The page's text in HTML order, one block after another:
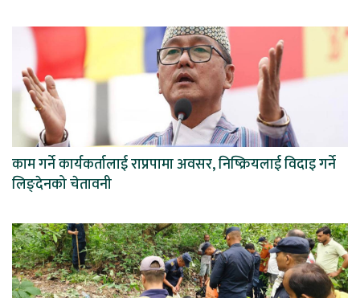
काम गर्ने कार्यकर्तालाई राप्रपामा अवसर, निष्क्रियलाई विदाइ गर्ने
लिङ्देनको चेतावनी